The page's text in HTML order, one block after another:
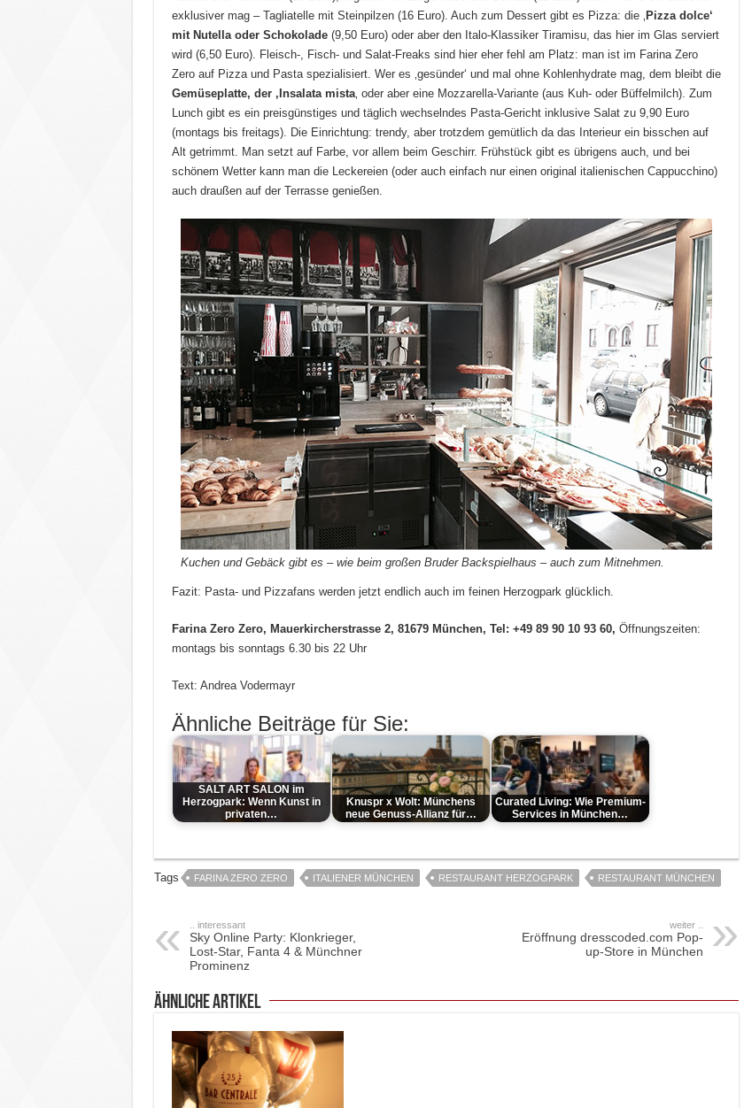
exklusiver mag – Tagliatelle mit Steinpilzen (16 Euro). Auch zum Dessert gibt es Pizza: die ‚ Pizza dolce‘
mit Nutella oder Schokolade(9,50 Euro) oder aber den Italo-Klassiker Tiramisu, das hier im Glas serviert
wird (6,50 Euro). Fleisch-, Fisch- und Salat-Freaks sind hier eher fehl am Platz: man ist im Farina Zero
Zero auf Pizza und Pasta spezialisiert. Wer es ‚gesünder‘ und mal ohne Kohlenhydrate mag, dem bleibt die
Gemüseplatte, der ‚Insalata mista‚ oder aber eine Mozzarella-Variante (aus Kuh- oder Büffelmilch). Zum
Lunch gibt es ein preisgünstiges und täglich wechselndes Pasta-Gericht inklusive Salat zu 9,90 Euro
(montags bis freitags). Die Einrichtung: trendy, aber trotzdem gemütlich da das Interieur ein bisschen auf
Alt getrimmt. Man setzt auf Farbe, vor allem beim Geschirr. Frühstück gibt es übrigens auch, und bei
schönem Wetter kann man die Leckereien (oder auch einfach nur einen original italienischen Cappucchino)
auch draußen auf der Terrasse genießen.
Kuchen und Gebäck gibt es – wie beim großen Bruder Backspielhaus – auch zum Mitnehmen.
Fazit: Pasta- und Pizzafans werden jetzt endlich auch im feinen Herzogpark glücklich.
Farina Zero Zero, Mauerkircherstrasse 2, 81679 München, Tel: +49 89 90 10 93 60, Öffnungszeiten:
montags bis sonntags 6.30 bis 22 Uhr
Text: Andrea Vodermayr
Ähnliche Beiträge für Sie:
SALT ART SALON im
Herzogpark: Wenn Kunst in
privaten…
Knuspr x Wolt: Münchens
neue Genuss-Allianz für…
Curated Living: Wie Premium-
Services in München…
Tags FARINA ZERO ZERO ITALIENER MÜNCHEN RESTAURANT HERZOGPARK RESTAURANT MÜNCHEN
.. interessant
Sky Online Party: Klonkrieger,
Lost-Star, Fanta 4 & Münchner
Prominenz
weiter ..
Eröffnung dresscoded.com Pop-
up-Store in München
ähnliche Artikel